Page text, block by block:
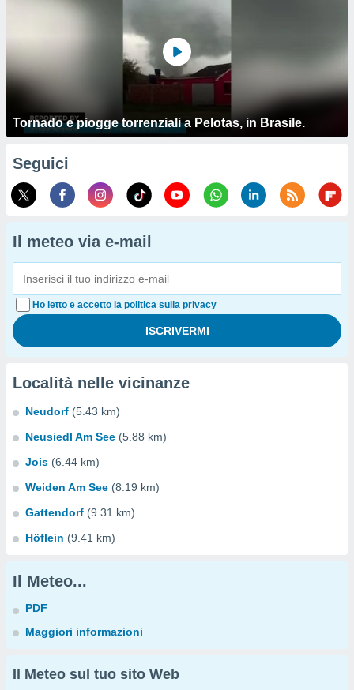
Tornado e piogge torrenziali a Pelotas, in Brasile.
Seguici
Il meteo via e-mail
Ho letto e accetto la politica sulla privacy
Località nelle vicinanze
Neudorf (5.43 km)
Neusiedl Am See (5.88 km)
Jois (6.44 km)
Weiden Am See (8.19 km)
Gattendorf (9.31 km)
Höflein (9.41 km)
Il Meteo...
PDF
Maggiori informazioni
Il Meteo sul tuo sito Web